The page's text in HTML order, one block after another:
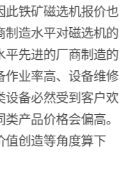
此铁矿磁选机报价也
制造水平对磁选机的
平先进的厂商制造的
作业率高、设备维修
设备必然受到客户欢
产品价格会偏高。
值创造等角度算下